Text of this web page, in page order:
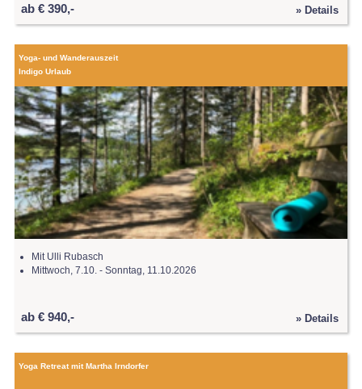
ab € 390,- » Details
Yoga- und Wanderauszeit
Indigo Urlaub
Mit Ulli Rubasch
Mittwoch, 7.10. - Sonntag, 11.10.2026
ab € 940,- » Details
Yoga Retreat mit Martha Irndorfer